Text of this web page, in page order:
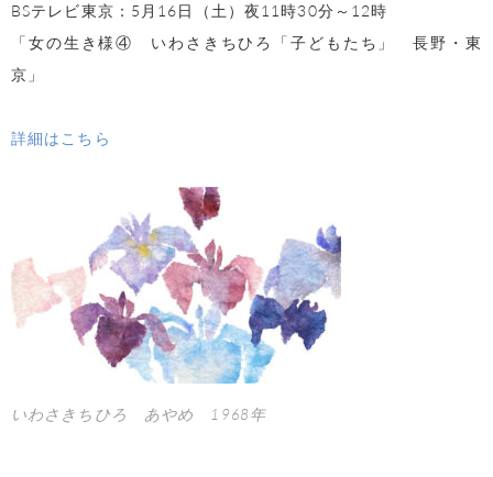
BSテレビ東京：5月16日（土）夜11時30分～12時
「女の生き様④ いわさきちひろ「子どもたち」 長野・東
京」
詳細はこちら
いわさきちひろ あやめ 1968年